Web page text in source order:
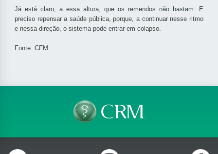
Já está claro, a essa altura, que os remendos não bastam. E
preciso repensar a saúde pública, porque, a continuar nesse ritmo
e nessa direção, o sistema pode entrar em colapso.
Fonte: CFM